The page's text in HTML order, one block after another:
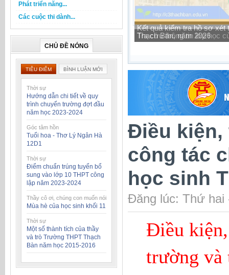
Phát triển năng...
Các cuộc thi dành...
CHỦ ĐỀ NÓNG
TIÊU ĐIỂM BÌNH LUẬN MỚI
Thời sự
Hướng dẫn chi tiết về quy
trình chuyển trường đợt đầu
năm học 2023-2024
Góc tâm hồn
Tuổi hoa - Thơ Lý Ngân Hà
12D1
Thời sự
Điểm chuẩn trúng tuyển bổ
sung vào lớp 10 THPT công
lập năm 2023-2024
Thầy cô ơi, chúng con muốn nói
Mùa hè của học sinh khối 11
Thời sự
Một số thành tích của thầy
và trò Trường THPT Thạch
Bàn năm học 2015-2016
Tra cứu thông tin lớp học
Điều kiện,
công tác
học sinh
Đăng lúc: Thứ hai
Điều
trường và